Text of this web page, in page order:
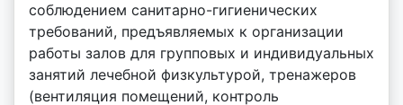
соблюдением санитарно-гигиенических
требований, предъявляемых к организации
работы залов для групповых и индивидуальных
занятий лечебной физкультурой, тренажеров
(вентиляция помещений, контроль